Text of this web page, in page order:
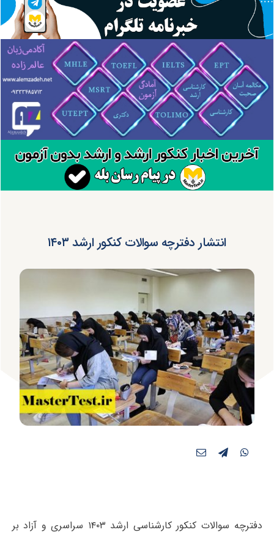
انتشار دفترچه سوالات کنکور ارشد ۱۴۰۳
دفترچه سوالات کنکور کارشناسی ارشد ۱۴۰۳ سراسری و آزاد بر